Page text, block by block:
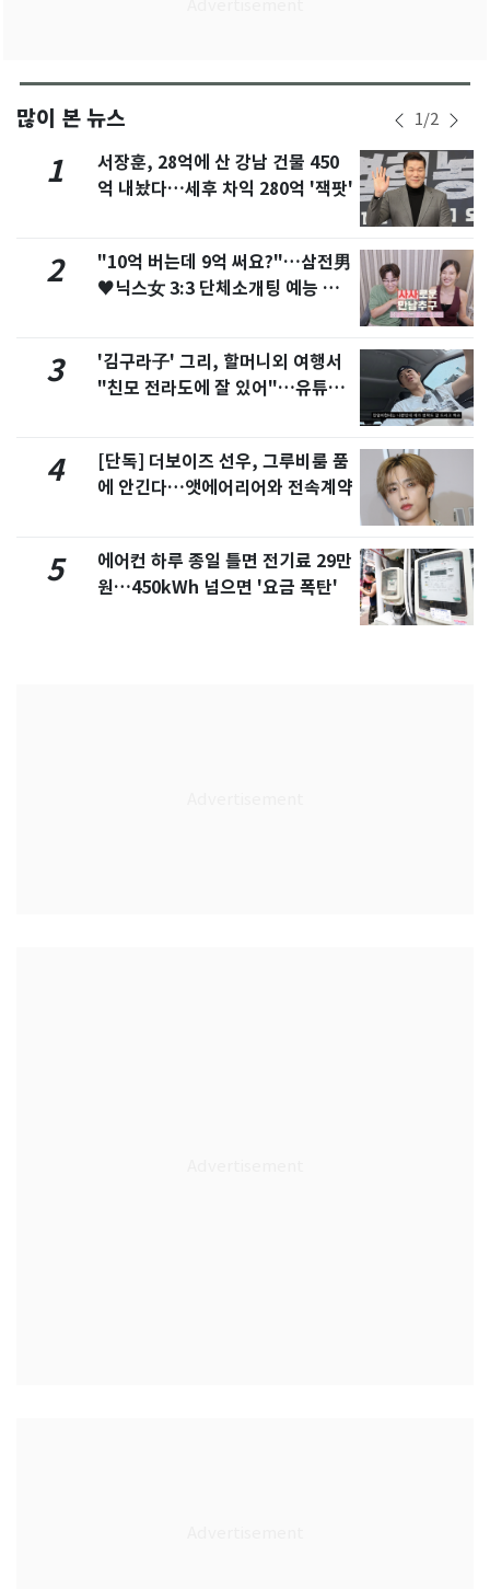
많이 본 뉴스 1/2
1
서장훈, 28억에 산 강남 건물 450
억 내놨다…세후 차익 280억 '잭팟'
2
"10억 버는데 9억 써요?"…삼전男
♥닉스女 3:3 단체소개팅 예능 화
3
'김구라子' 그리, 할머니외 여행서
"친모 전라도에 잘 있어"…유튜브
4
[단독] 더보이즈 선우, 그루비룸 품
에 안긴다…앳에어리어와 전속계약
5
에어컨 하루 종일 틀면 전기료 29만
원…450kWh 넘으면 '요금 폭탄'